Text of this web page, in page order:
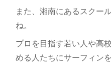
また、湘南にあるスクー
ね。
プロを目指す若い人や高
める人たちにサーフィン